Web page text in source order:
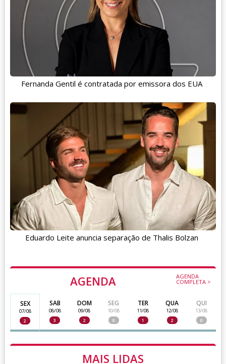
AGENDA AGENDA
COMPLETA >
SEX
07/08
2
SAB
08/08
3
DOM
09/08
2
SEG
10/08
0
TER
11/08
1
QUA
12/08
2
QUI
13/08
0
MAIS LIDAS
Fernanda Gentil é contratada por emissora dos EUA
Eduardo Leite anuncia separação de Thalis Bolzan